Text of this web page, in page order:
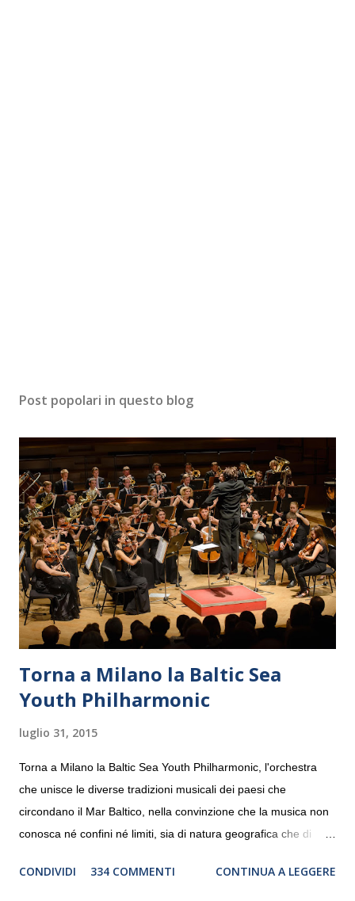
Post popolari in questo blog
Torna a Milano la Baltic Sea
Youth Philharmonic
luglio 31, 2015
Torna a Milano la Baltic Sea Youth Philharmonic, l'orchestra
che unisce le diverse tradizioni musicali dei paesi che
circondano il Mar Baltico, nella convinzione che la musica non
conosca né confini né limiti, sia di natura geografica che di
debutterà il 10 settembre a Heiden, in Germania, e toccherà, in
CONDIVIDI 334 COMMENTI CONTINUA A LEGGERE